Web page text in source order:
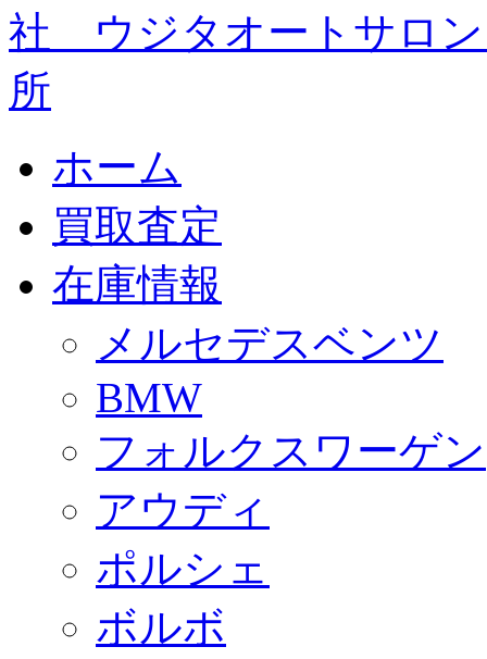
ホーム
買取査定
在庫情報
メルセデスベンツ
BMW
フォルクスワーゲン
アウディ
ポルシェ
ボルボ